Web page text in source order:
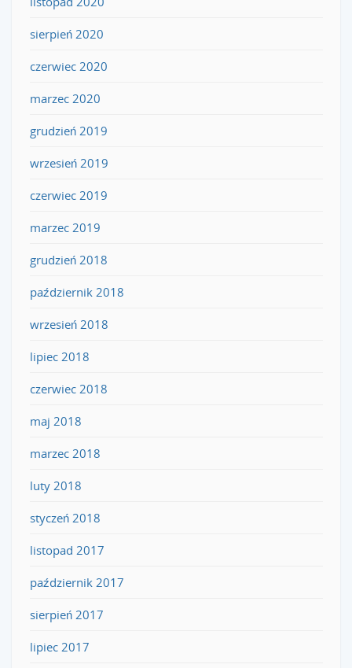
sierpień 2020
czerwiec 2020
marzec 2020
grudzień 2019
wrzesień 2019
czerwiec 2019
marzec 2019
grudzień 2018
październik 2018
wrzesień 2018
lipiec 2018
czerwiec 2018
maj 2018
marzec 2018
luty 2018
styczeń 2018
listopad 2017
październik 2017
sierpień 2017
lipiec 2017